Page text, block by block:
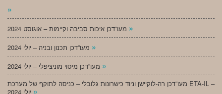
»
»
»
»
מעו”דכן רה-לוקיישן וניוד כישרונות גלובלי – כניסה לתוקף של מערכת ETA-IL –
»